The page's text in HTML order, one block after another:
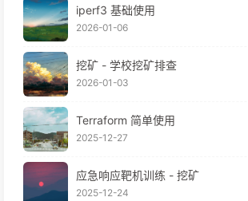
iperf3 基础使用
2026-01-06
挖矿 - 学校挖矿排查
2026-01-03
Terraform 简单使用
2025-12-27
应急响应靶机训练 - 挖矿
2025-12-24